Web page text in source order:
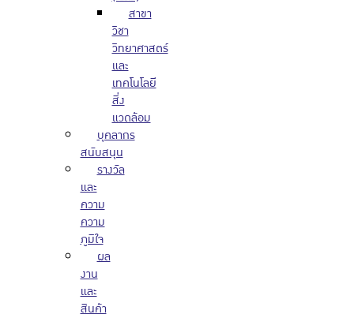
สาขา
วิชา
วิทยาศาสตร์
และ
เทคโนโลยี
สิ่ง
แวดล้อม
บุคลากร
สนับสนุน
รางวัล
และ
ความ
ความ
ภูมิใจ
ผล
งาน
และ
สินค้า